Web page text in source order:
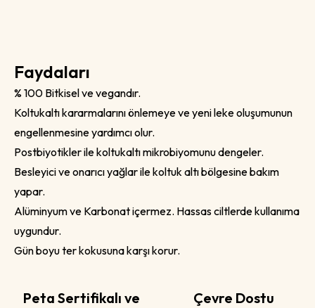
Faydaları
% 100 Bitkisel ve vegandır.
Koltukaltı kararmalarını önlemeye ve yeni leke oluşumunun
engellenmesine yardımcı olur.
Postbiyotikler ile koltukaltı mikrobiyomunu dengeler.
Besleyici ve onarıcı yağlar ile koltuk altı bölgesine bakım
yapar.
Alüminyum ve Karbonat içermez. Hassas ciltlerde kullanıma
uygundur.
Gün boyu ter kokusuna karşı korur.
Peta Sertifikalı ve
Çevre Dostu